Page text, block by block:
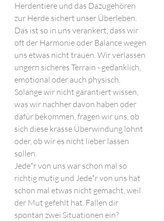
Herdentiere und das Dazugehören
zur Herde sichert unser Überleben.
Das ist so in uns verankert, dass wir
oft der Harmonie oder Balance wegen
uns etwas nicht trauen. Wir verlassen
ungern sicheres Terrain - gedanklich,
emotional oder auch physisch.
Solange wir nicht garantiert wissen,
was wir nachher davon haben oder
dafür bekommen, fragen wir uns, ob
sich diese krasse Überwindung lohnt
oder, ob wir es nicht lieber lassen
sollen.
Jede*r von uns war schon mal so
richtig mutig und Jede*r von uns hat
schon mal etwas nicht gemacht, weil
der Mut gefehlt hat. Fallen dir
spontan zwei Situationen ein?